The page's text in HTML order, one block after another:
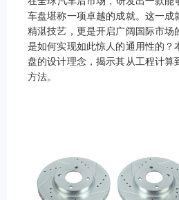
车盘堪称一项卓越的成就。这一成
精湛技艺，更是开启广阔国际市场
是如何实现如此惊人的通用性的？
盘的设计理念，揭示其从工程计算
方法。